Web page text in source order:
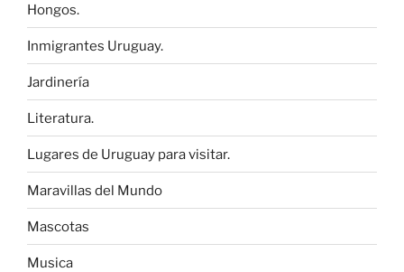
Hongos.
Inmigrantes Uruguay.
Jardinería
Literatura.
Lugares de Uruguay para visitar.
Maravillas del Mundo
Mascotas
Musica